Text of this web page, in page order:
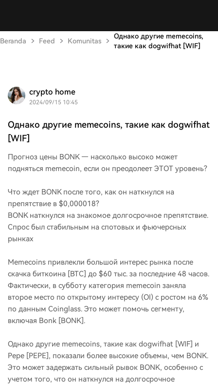
Beranda Feed Komunitas
Однако другие memecoins,
такие как dogwifhat [WIF]
crypto home
2024/09/15 10:45
Однако другие memecoins, такие как dogwifhat
[WIF]
Прогноз цены BONK — насколько высоко может
подняться memecoin, если он преодолеет ЭТОТ уровень?
Что ждет BONK после того, как он наткнулся на
препятствие в $0,000018?
BONK наткнулся на знакомое долгосрочное препятствие.
Спрос был стабильным на спотовых и фьючерсных
рынках
Memecoins привлекли большой интерес рынка после
скачка биткоина [BTC] до $60 тыс. за последние 48 часов.
Фактически, в субботу категория memecoin заняла
второе место по открытому интересу (OI) с ростом на 6%
по данным Coinglass. Это может помочь сегменту,
включая Bonk [BONK].
Однако другие memecoins, такие как dogwifhat [WIF] и
Pepe [PEPE], показали более высокие объемы, чем BONK.
Это может задержать сильный рывок BONK, особенно с
учетом того, что он наткнулся на долгосрочное